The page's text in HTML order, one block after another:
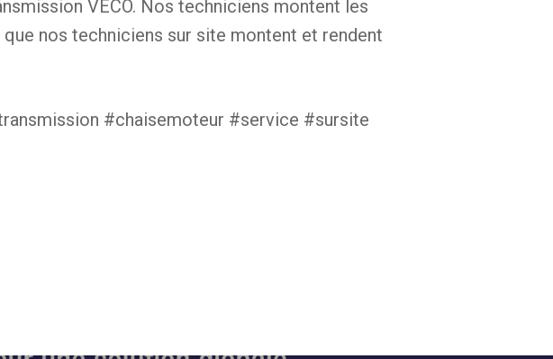
VECO. Nos techniciens montent les
nos techniciens sur site montent et rendent
#chaisemoteur #service #sursite